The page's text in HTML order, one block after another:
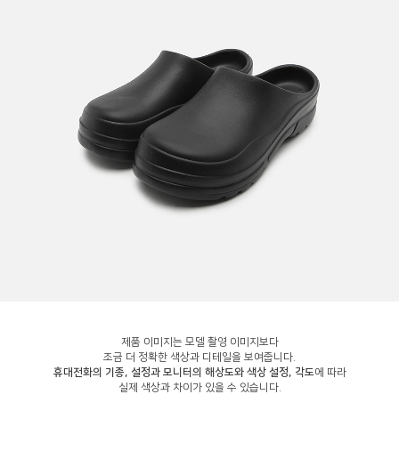
제품 이미지는 모델 촬영 이미지보다
조금 더 정확한 색상과 디테일을 보여줍니다.
휴대전화의 기종, 설정과 모니터의 해상도와 색상 설정, 각도에 따라
실제 색상과 차이가 있을 수 있습니다.